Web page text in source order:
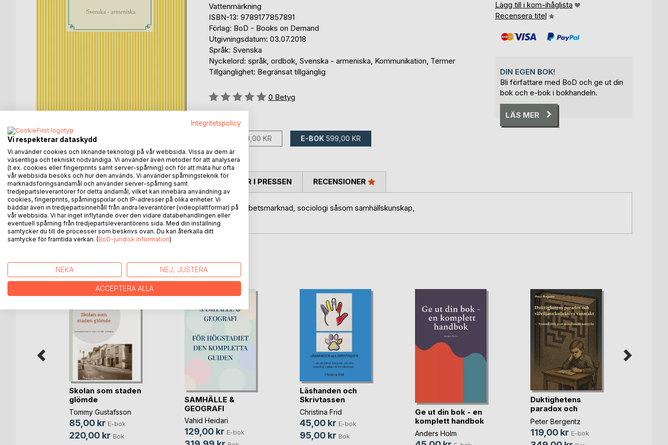
Vattenmärkning
ISBN-13: 9789177857891
Förlag: BoD - Books on Demand
Utgivningsdatum: 03.07.2018
Språk: Svenska
Nyckelord: språk, ordbok, Svenska - armeniska, Kommunikation, Termer
Tillgänglighet: Begränsat tillgänglig
Betyg::
0 Betyg
finns som:
999,00 KR E-BOK 599,00 KR
Lägg till i kom-ihåglista
Recensera titel
DIN EGEN BOK!
Bli författare med BoD och ge ut din
bok och e-bok i bokhandeln.
LÄS MER
BESKRIVNING
Boken innehåller termer inom medicin, juridik, migration, arbetsmarknad, sociologi såsom samhällskunskap,
socialförsäkring, språkvetenskap osv.
FÖRFATTARE KOMMENTARER I PRESSEN RECENSIONER
ANDRA TITLAR HOSBoD
Skolan som staden
glömde
Tommy Gustafsson
85,00 kr E-bok
220,00 kr Bok
SAMHÄLLE &
GEOGRAFI
Vahid Heidari
129,00 kr E-bok
Läshanden och
Skrivtassen
Christina Frid
45,00 kr E-bok
95,00 kr Bok
Ge ut din bok - en
komplett handbok
Anders Holm
Duktighetens
paradox och
välviljan(...)
Peter Bergentz
119,00 kr E-bok
Integritetspolicy
Vi respekterar dataskydd
Vi använder cookies och liknande teknologi på vår webbsida. Vissa av dem är
väsentliga och tekniskt nödvändiga. Vi använder även metoder för att analysera
(t.ex. cookies eller fingerprints samt server-spårning) och för att mäta hur ofta
vår webbsida besöks och hur den används. Vi använder spårningsteknik för
marknadsföringsändamål och använder server-spårning samt
tredjepartsleverantörer för detta ändamål, vilket kan innebära användning av
cookies, fingerprints, spårningspixlar och IP-adresser på olika enheter. Vi
bäddar även in tredjepartsinnehåll från andra leverantörer (videoplattformar) på
vår webbsida. Vi har inget inflytande över den vidare databehandlingen eller
eventuell spårning från tredjepartsleverantörens sida. Med din inställning
samtycker du till de processer som beskrivs ovan. Du kan återkalla ditt
samtycke för framtida verkan. (BoD-juridisk information)
NEKA NEJ, JUSTERA
ACCEPTERA ALLA